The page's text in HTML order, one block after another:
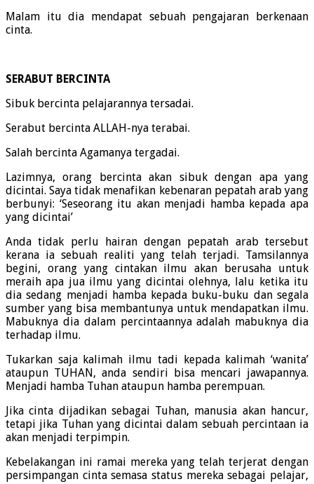
Malam itu dia mendapat sebuah pengajaran berkenaan
cinta.
SERABUT BERCINTA
Sibuk bercinta pelajarannya tersadai.
Serabut bercinta ALLAH-nya terabai.
Salah bercinta Agamanya tergadai.
Lazimnya, orang bercinta akan sibuk dengan apa yang
dicintai. Saya tidak menafikan kebenaran pepatah arab yang
berbunyi: ‘Seseorang itu akan menjadi hamba kepada apa
yang dicintai’
Anda tidak perlu hairan dengan pepatah arab tersebut
kerana ia sebuah realiti yang telah terjadi. Tamsilannya
begini, orang yang cintakan ilmu akan berusaha untuk
meraih apa jua ilmu yang dicintai olehnya, lalu ketika itu
dia sedang menjadi hamba kepada buku-buku dan segala
sumber yang bisa membantunya untuk mendapatkan ilmu.
Mabuknya dia dalam percintaannya adalah mabuknya dia
terhadap ilmu.
Tukarkan saja kalimah ilmu tadi kepada kalimah ‘wanita’
ataupun TUHAN, anda sendiri bisa mencari jawapannya.
Menjadi hamba Tuhan ataupun hamba perempuan.
Jika cinta dijadikan sebagai Tuhan, manusia akan hancur,
tetapi jika Tuhan yang dicintai dalam sebuah percintaan ia
akan menjadi terpimpin.
Kebelakangan ini ramai mereka yang telah terjerat dengan
persimpangan cinta semasa status mereka sebagai pelajar,